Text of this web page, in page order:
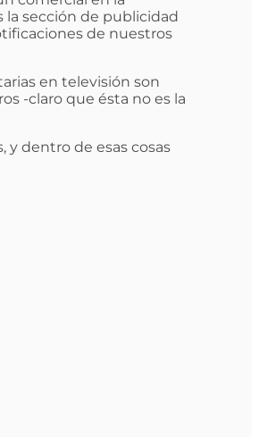
la sección de publicidad
de nuestros
en televisión son
-claro que ésta no es la
y dentro de esas cosas